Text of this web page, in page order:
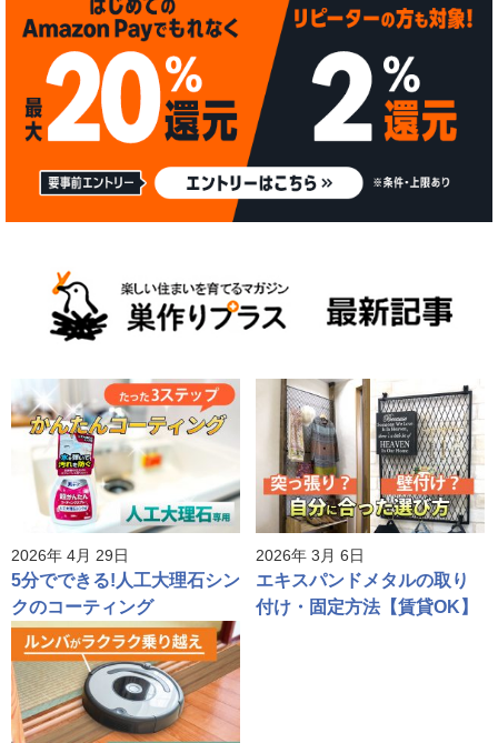
2026年 4月 29日
5分でできる!人工大理石シン
クのコーティング
2026年 3月 6日
エキスパンドメタルの取り
付け・固定方法【賃貸OK】